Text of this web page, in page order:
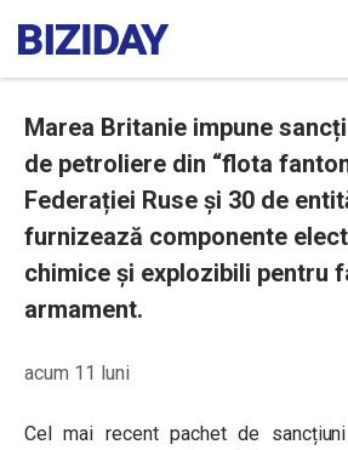
Marea Britanie impune
de petroliere din “flota
Federației Ruse și 30 de
furnizează componente
chimice și explozibili pentru
armament.
acum 11 luni
Cel mai recent pachet de